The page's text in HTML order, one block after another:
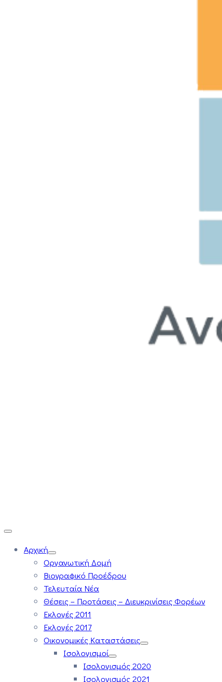
Αρχική
Οργανωτική Δομή
Βιογραφικό Προέδρου
Τελευταία Νέα
Θέσεις – Προτάσεις – Διευκρινίσεις Φορέων
Εκλογές 2011
Εκλογές 2017
Οικονομικές Καταστάσεις
Ισολογισμοί
Ισολογισμός 2020
Ισολογισμός 2021